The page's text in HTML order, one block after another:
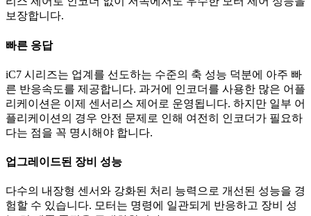
보장합니다.
빠른 응답
iC7 시리즈는 업계를 선도하는 수준의 축 성능 덕분에 아주 빠
른 반응속도를 제공합니다. 과거에 인코더를 사용한 많은 어플
리케이션은 이제 센서리스 제어로 운영됩니다. 하지만 일부 어
플리케이션의 경우 안전 문제로 인해 여전히 인코더가 필요하
다는 점을 꼭 명시해야 합니다.
업그레이드된 장비 성능
다수의 내장형 센서와 강화된 처리 능력으로 개선된 성능을 경
험할 수 있습니다. 모터는 명령에 일관되게 반응하고 장비 성